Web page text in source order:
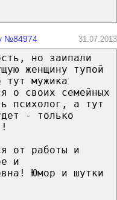
№84974 31.07.2013
но заипали
женщину тупой
тут мужика
о своих семейных
психолог, а тут
- только
от работы и
и
Юмор и шутки